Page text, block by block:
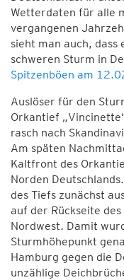
Wetterdaten für alle
vergangenen
sieht man auch, dass
schweren Sturm in
Spitzenböen am
Auslöser für den
Orkantief
rasch nach
Am späten
Kaltfront des
Norden
des Tiefs zunächst
auf der Rückseite
Nordwest. Damit
Sturmhöhepunkt
Hamburg gegen die
unzählige